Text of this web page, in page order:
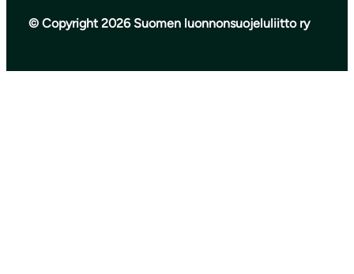
© Copyright 2026 Suomen luonnonsuojeluliitto ry